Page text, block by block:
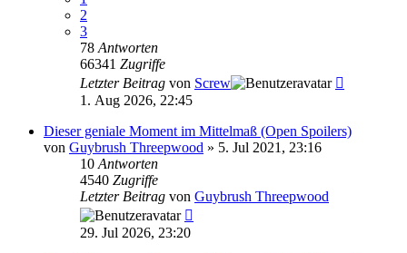
2
3
78 Antworten
66341 Zugriffe
Letzter Beitrag von Screw
1. Aug 2026, 22:45
Dieser geniale Moment im Mittelmaß (Open Spoilers)
von Guybrush Threepwood » 5. Jul 2021, 23:16
10 Antworten
4540 Zugriffe
Letzter Beitrag von Guybrush Threepwood
29. Jul 2026, 23:20